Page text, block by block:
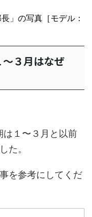
３月はなぜ
は１〜３月と以前
た。
を参考にしてくだ